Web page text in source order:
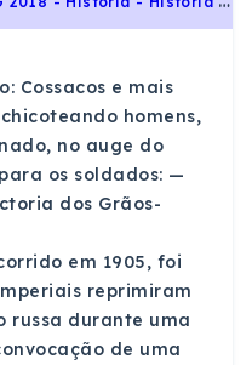
Cossacos e mais
homens,
no auge do
os soldados: —
dos Grãos-
em 1905, foi
reprimiram
russa durante uma
de uma